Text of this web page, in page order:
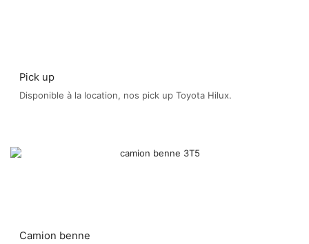
Pick up
Disponible à la location, nos pick up Toyota Hilux.
Camion benne